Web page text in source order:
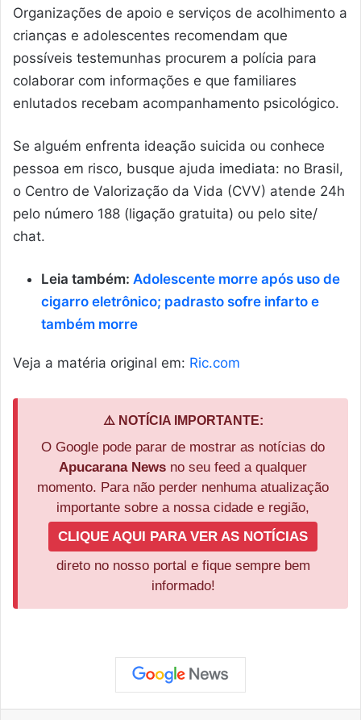
Organizações de apoio e serviços de acolhimento a
crianças e adolescentes recomendam que
possíveis testemunhas procurem a polícia para
colaborar com informações e que familiares
enlutados recebam acompanhamento psicológico.
Se alguém enfrenta ideação suicida ou conhece
pessoa em risco, busque ajuda imediata: no Brasil,
o Centro de Valorização da Vida (CVV) atende 24h
pelo número 188 (ligação gratuita) ou pelo site/
chat.
Leia também: Adolescente morre após uso de
cigarro eletrônico; padrasto sofre infarto e
também morre
Veja a matéria original em: Ric.com
⚠️ NOTÍCIA IMPORTANTE:
O Google pode parar de mostrar as notícias do
Apucarana News no seu feed a qualquer
momento. Para não perder nenhuma atualização
importante sobre a nossa cidade e região,
CLIQUE AQUI PARA VER AS NOTÍCIAS
direto no nosso portal e fique sempre bem
informado!